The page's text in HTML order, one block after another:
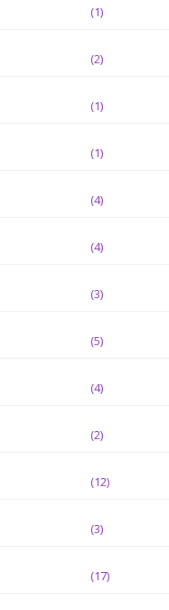
(1)
(2)
(1)
(1)
(4)
(4)
(3)
(5)
(4)
(2)
(12)
(3)
(17)